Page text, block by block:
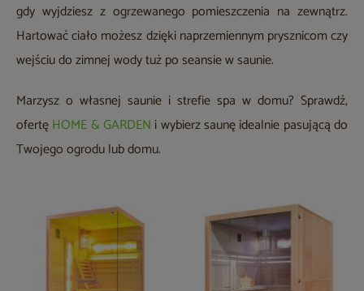
gdy wyjdziesz z ogrzewanego pomieszczenia na zewnątrz.
Hartować ciało możesz dzięki naprzemiennym prysznicom czy
wejściu do zimnej wody tuż po seansie w saunie.
Marzysz o własnej saunie i strefie spa w domu? Sprawdź,
ofertęHOME & GARDEN i wybierz saunę idealnie pasującą do
Twojego ogrodu lub domu.